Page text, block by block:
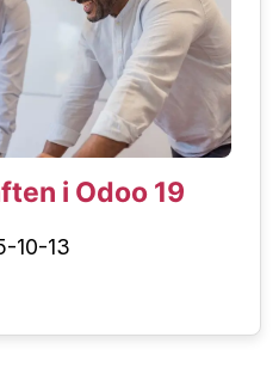
i Odoo 19
10-13